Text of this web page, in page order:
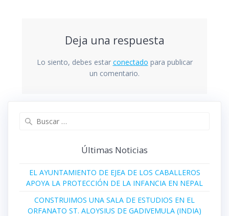
Deja una respuesta
Lo siento, debes estar conectado para publicar
un comentario.
Últimas Noticias
EL AYUNTAMIENTO DE EJEA DE LOS CABALLEROS
APOYA LA PROTECCIÓN DE LA INFANCIA EN NEPAL
CONSTRUIMOS UNA SALA DE ESTUDIOS EN EL
ORFANATO ST. ALOYSIUS DE GADIVEMULA (INDIA)